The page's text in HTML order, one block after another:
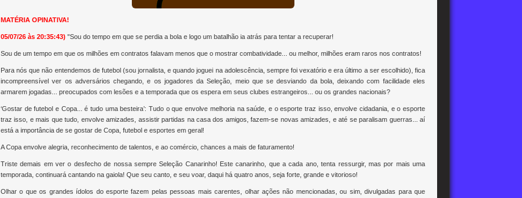
MATÉRIA OPINATIVA!
05/07/26 às 20:35:43) "Sou do tempo em que se perdia a bola e logo um batalhão ia atrás para tentar a recuperar!
Sou de um tempo em que os milhões em contratos falavam menos que o mostrar combatividade... ou melhor, milhões eram raros nos contratos!
Para nós que não entendemos de futebol (sou jornalista, e quando joguei na adolescência, sempre foi vexatório e era último a ser escolhido), fica
incompreensível ver os adversários chegando, e os jogadores da Seleção, meio que se desviando da bola, deixando com facilidade eles
armarem jogadas... preocupados com lesões e a temporada que os espera em seus clubes estrangeiros... ou os grandes nacionais?
‘Gostar de futebol e Copa... é tudo uma besteira’: Tudo o que envolve melhoria na saúde, e o esporte traz isso, envolve cidadania, e o esporte
traz isso, e mais que tudo, envolve amizades, assistir partidas na casa dos amigos, fazem-se novas amizades, e até se paralisam guerras... aí
está a importância de se gostar de Copa, futebol e esportes em geral!
A Copa envolve alegria, reconhecimento de talentos, e ao comércio, chances a mais de faturamento!
Triste demais em ver o desfecho de nossa sempre Seleção Canarinho! Este canarinho, que a cada ano, tenta ressurgir, mas por mais uma
temporada, continuará cantando na gaiola! Que seu canto, e seu voar, daqui há quatro anos, seja forte, grande e vitorioso!
Olhar o que os grandes ídolos do esporte fazem pelas pessoas mais carentes, olhar ações não mencionadas, ou sim, divulgadas para que